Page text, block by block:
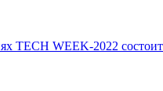
TECH WEEK-2022